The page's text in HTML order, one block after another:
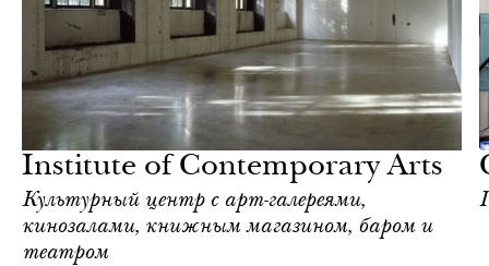
Institute of Contemporary Arts
Культурный центр с арт-галереями,
кинозалами, книжным магазином, баром и
театром